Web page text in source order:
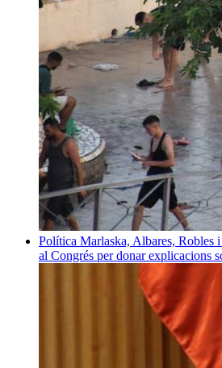
Política Marlaska, Albares, Robles
al Congrés per donar explicacions